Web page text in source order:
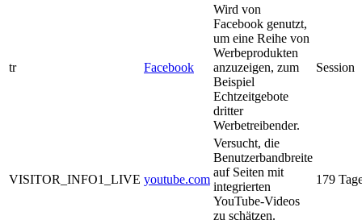
tr Facebook
Wird von
Facebook genutzt,
um eine Reihe von
Werbeprodukten
anzuzeigen, zum
Beispiel
Echtzeitgebote
dritter
Werbetreibender.
Session
VISITOR_INFO1_LIVE youtube.com
Versucht, die
Benutzerbandbreite
auf Seiten mit
integrierten
YouTube-Videos
zu schätzen.
179